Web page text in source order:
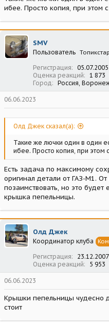
ибее. Просто копия, при этом
SMV
Пользователь
Регистрация 05.07.2005
Оценка реакций
1 873
Город
Россия,
06.06.2023
Олд Джек сказал(а):
Такие же лючки один в один
ибее. Просто копия, при этом
Есть задача по максимому
оригинал детали от ГАЗ-М1.
позаимствовать, но это
крышка пепельницы.
Олд Джек
Координатор клуба
Регистрация 23.12.2007
Оценка реакций
5 953
06.06.2023
Крышки пепельницы чудесно
стоит